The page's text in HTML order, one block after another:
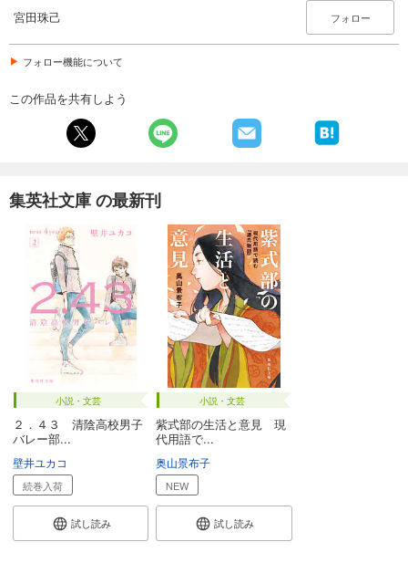
宮田珠己 フォロー
フォロー機能について
この作品を共有しよう
集英社文庫 の最新刊
小説・文芸
２．４３ 清陰高校男子
バレー部...
壁井ユカコ
続巻入荷
試し読み
小説・文芸
紫式部の生活と意見 現
代用語で...
奥山景布子
NEW
試し読み